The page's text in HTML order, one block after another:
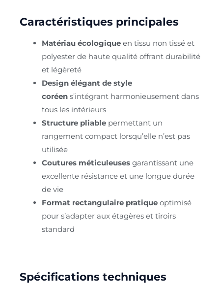
Caractéristiques principales
Matériau écologique en tissu non tissé et
polyester de haute qualité offrant durabilité
et légèreté
Design élégant de style
coréen s’intégrant harmonieusement dans
tous les intérieurs
Structure pliable permettant un
rangement compact lorsqu’elle n’est pas
utilisée
Coutures méticuleuses garantissant une
excellente résistance et une longue durée
de vie
Format rectangulaire pratique optimisé
pour s’adapter aux étagères et tiroirs
standard
Spécifications techniques